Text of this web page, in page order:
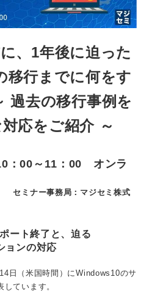
、1年後に迫った
行までに何をす
過去の移行事例を
応をご紹介 ～
：00～11：00 オンラ
セミナー事務局：マジセミ株式
ート終了と、迫る
ョンの対応
日（米国時間）にWindows10のサ
ています。